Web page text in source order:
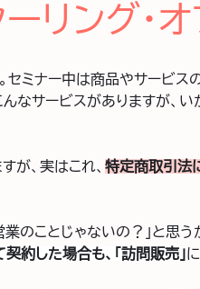
リング・
セミナー中は商品やサービ
んなサービスがありますが、
が、実はこれ、 特定商取引法
業のことじゃないの？」と思
約した場合も、「訪問販売」